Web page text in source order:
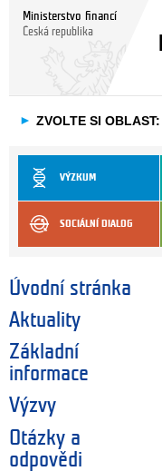
Ministerstvo financí
Česká republika
► ZVOLTE SI OBLAST:
VÝZKUM
SOCIÁLNÍ DIALOG
Úvodní stránka
Aktuality
Základní
informace
Výzvy
Otázky a
odpovědi